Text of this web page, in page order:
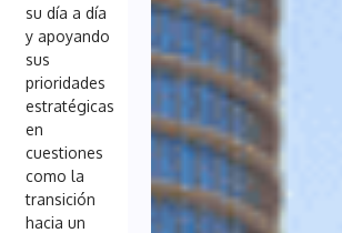
su día a día
y apoyando
sus
prioridades
estratégicas
en
cuestiones
como la
transición
hacia un